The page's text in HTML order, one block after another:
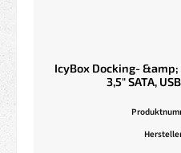
IcyBox Docking- &amp;
3,5" SATA,